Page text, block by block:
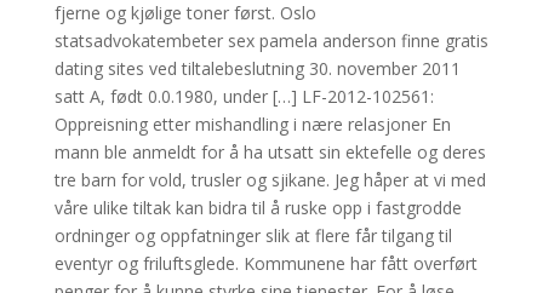
fjerne og kjølige toner først. Oslo
statsadvokatembeter sex pamela anderson finne gratis
dating sites ved tiltalebeslutning 30. november 2011
satt A, født 0.0.1980, under […] LF-2012-102561:
Oppreisning etter mishandling i nære relasjoner En
mann ble anmeldt for å ha utsatt sin ektefelle og deres
tre barn for vold, trusler og sjikane. Jeg håper at vi med
våre ulike tiltak kan bidra til å ruske opp i fastgrodde
ordninger og oppfatninger slik at flere får tilgang til
eventyr og friluftsglede. Kommunene har fått overført